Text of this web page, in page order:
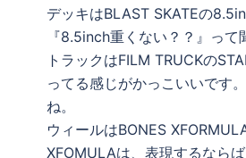
デッキはBLAST SKATEの
『8.5inch重くない？？』っ
トラックはFILM TRUCKの
ってる感じがかっこいいです
ね。
ウィールはBONES
XFOMULAは、表現するなら